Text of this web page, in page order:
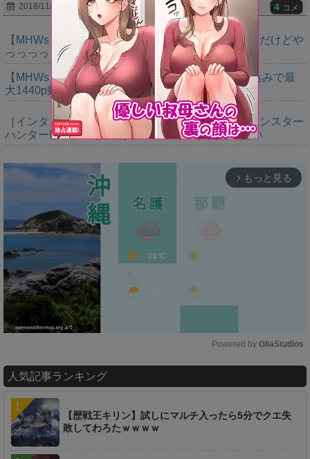
2018/11/23 4 コメ
【MHWs】ゴールドエディションの値段今知ったんだけどや
っっっっっっすwwwww
【MHWs】「Switch2版モンハンワイルズはDLSS込みで最
大1440p動作」
［インタビュー］距離を超えて，一緒に狩る。「モンスター
ハンターNow」の新機能 フレンドリンク開発の狙い
arrow_forward_ios もっと見る
u
e
Powered by GliaStudios
人気記事ランキング
【歴戦王キリン】試しにマルチ入ったら5分でクエ失
敗してわろたｗｗｗｗ